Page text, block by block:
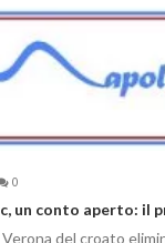
0
un conto aperto: il
del croato